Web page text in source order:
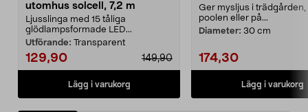
utomhus solcell, 7,2 m
Ljusslinga med 15 tåliga
glödlampsformade LED...
Utförande: Transparent
129,90 149,90
Lägg i varukorg
Ger mysljus i trädgården,
poolen eller på...
Diameter: 30 cm
174,30
Lägg i varukorg